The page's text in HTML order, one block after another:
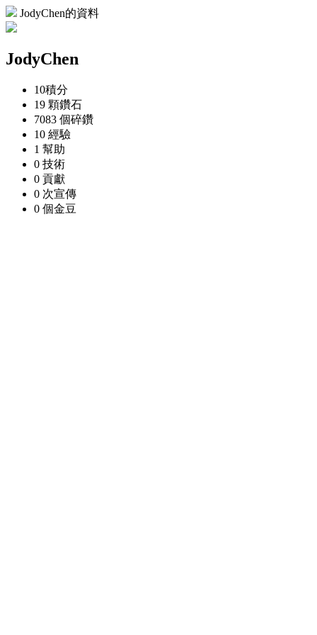
JodyChen的資料
JodyChen
10積分
19 顆鑽石
7083 個碎鑽
10 經驗
1 幫助
0 技術
0 貢獻
0 次宣傳
0 個金豆